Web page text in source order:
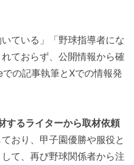
ている」「野球指導者にな
ておらず、公開情報から確
の記事執筆とXでの情報発
するライターから取材依頼
おり、甲子園優勝や服役と
て、再び野球関係者から注